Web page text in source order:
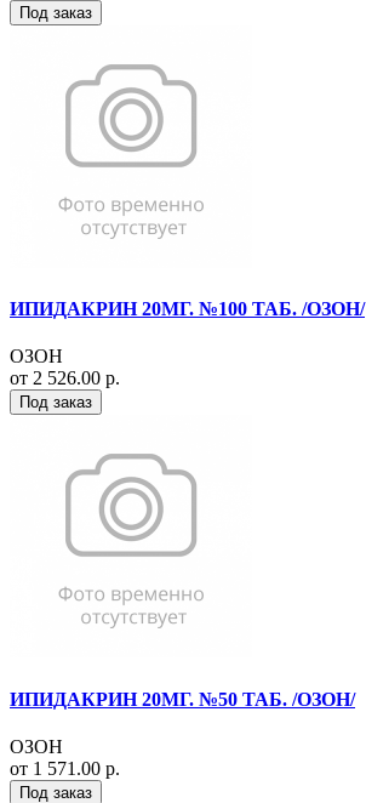
Под заказ
ИПИДАКРИН 20МГ. №100 ТАБ. /ОЗОН/
ОЗОН
от 2 526.00 р.
Под заказ
ИПИДАКРИН 20МГ. №50 ТАБ. /ОЗОН/
ОЗОН
от 1 571.00 р.
Под заказ